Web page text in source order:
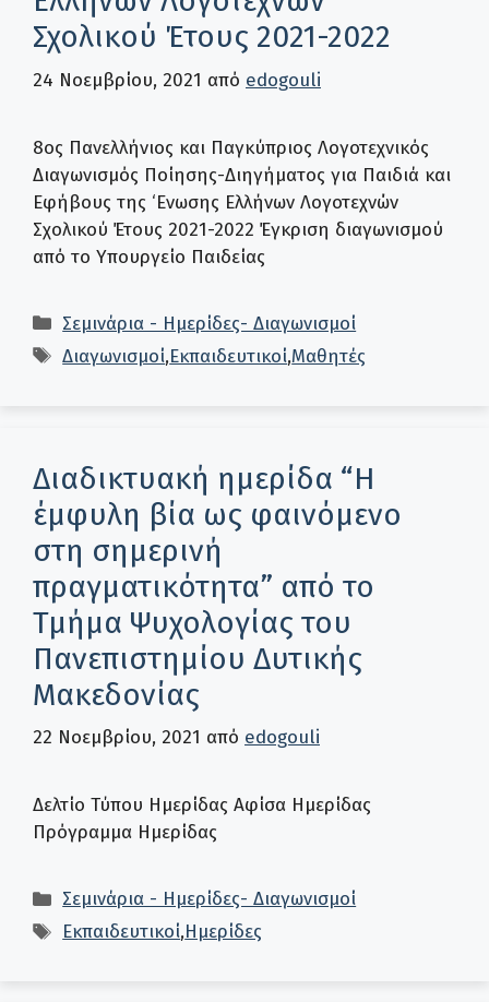
Σχολικού Έτους 2021-2022
24 Νοεμβρίου, 2021 από edogouli
8ος Πανελλήνιος και Παγκύπριος Λογοτεχνικός
Διαγωνισμός Ποίησης-Διηγήματος για Παιδιά και
Εφήβους της ‘Ενωσης Ελλήνων Λογοτεχνών
Σχολικού Έτους 2021-2022 Έγκριση διαγωνισμού
από το Υπουργείο Παιδείας
Κατηγορίες
Σεμινάρια - Ημερίδες- Διαγωνισμοί
Ετικέτες
Διαγωνισμοί,Εκπαιδευτικοί,Μαθητές
Διαδικτυακή ημερίδα “Η
έμφυλη βία ως φαινόμενο
στη σημερινή
πραγματικότητα” από το
Τμήμα Ψυχολογίας του
Πανεπιστημίου Δυτικής
Μακεδονίας
22 Νοεμβρίου, 2021 από edogouli
Δελτίο Τύπου Ημερίδας Αφίσα Ημερίδας
Πρόγραμμα Ημερίδας
Κατηγορίες
Σεμινάρια - Ημερίδες- Διαγωνισμοί
Ετικέτες
Εκπαιδευτικοί,Ημερίδες